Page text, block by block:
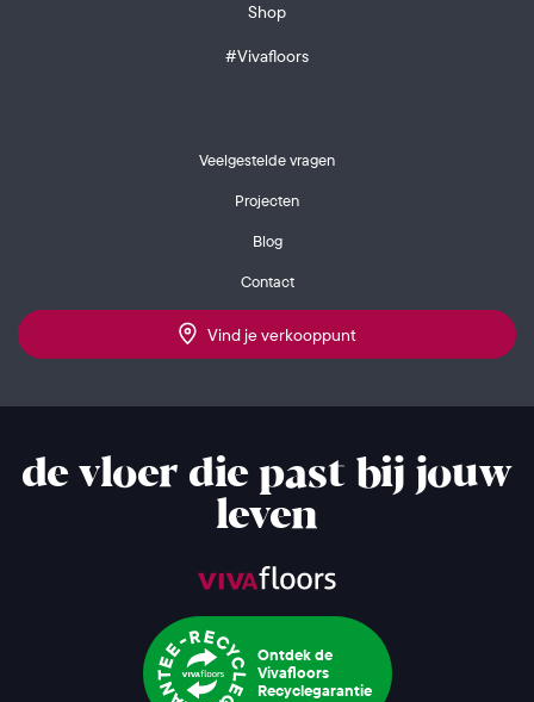
Shop
#Vivafloors
Veelgestelde vragen
Projecten
Blog
Contact
Vind je verkooppunt
de vloer die past bij jouw
leven
Ontdek de
Vivafloors
Recyclegarantie